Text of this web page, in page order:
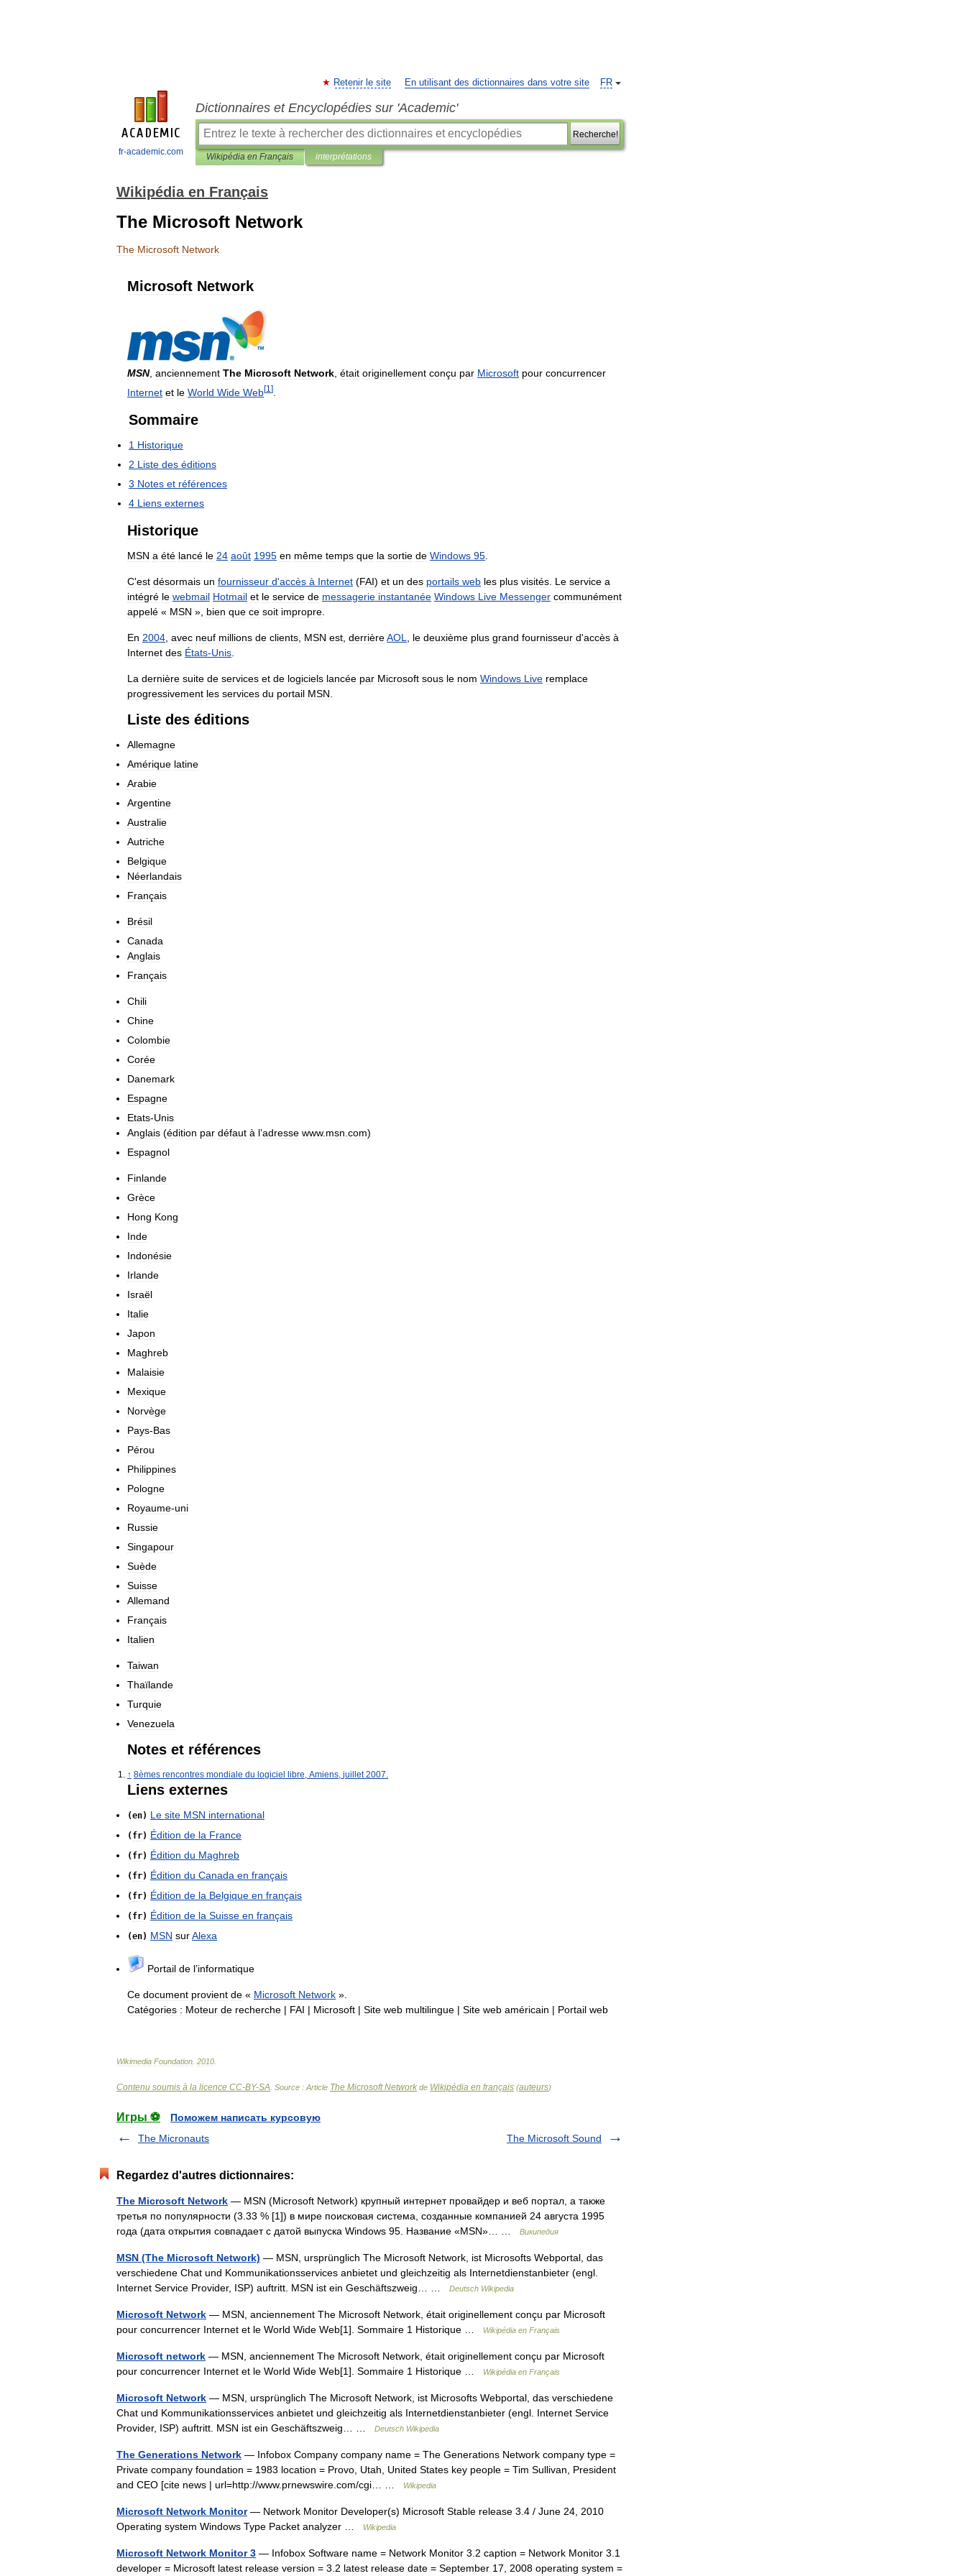
fr-academic.com
FR
Retenir le site En utilisant des dictionnaires dans votre site
Dictionnaires et Encyclopédies sur 'Academic'
Recherche!
Wikipédia en Français interprétations
Wikipédia en Français
The Microsoft Network
The Microsoft Network
Microsoft Network
MSN, anciennement The Microsoft Network était originellement conçu par Microsoft pour concurrencer
Internet et le World Wide Web[1 ]
Sommaire
1 Historique
2 Liste des éditions
3 Notes et références
4 Liens externes
Historique
MSN a été lancé le 24 août 1995 en même temps que la sortie de Windows 95
C'est désormais un fournisseur d'accès à Internet (FAI) et un des portails web les plus visités Le service a
intégré le webmail Hotmail et le service de messagerie instantanée Windows Live Messenger communément
appelé « MSN », bien que ce soit impropre
En 2004 avec neuf millions de clients MSN est derrièreAOL le deuxième plus grand fournisseur d'accès à
Internet des États-Unis
La dernière suite de services et de logiciels lancée par Microsoft sous le nom Windows Live remplace
progressivement les services du portail MSN
Liste des éditions
Allemagne
Amérique latine
Arabie
Argentine
Australie
Autriche
Belgique
Néerlandais
Français
Brésil
Canada
Anglais
Français
Chili
Chine
Colombie
Corée
Danemark
Espagne
Etats-Unis
Anglais (édition par défaut à l’adresse www. msn com)
Espagnol
Finlande
Grèce
Hong Kong
Inde
Indonésie
Irlande
Israël
Italie
Japon
Maghreb
Malaisie
Mexique
Norvège
Pays-Bas
Pérou
Philippines
Pologne
Royaume-uni
Russie
Singapour
Suède
Suisse
Allemand
Français
Italien
Taiwan
Thaïlande
Turquie
Venezuela
Notes et références
↑ 8èmes rencontres mondiale du logiciel libre Amiens juillet 2007
Liens externes
(en) Le site MSN international
(fr) Édition de la France
(fr) Édition du Maghreb
(fr) Édition du Canada en français
(fr) Édition de la Belgique en français
(fr) Édition de la Suisse en français
(en) MSN surAlexa
Portail de l’informatique
Ce document provient de « Microsoft Network ».
Catégories : Moteur de recherche | FAI | Microsoft | Site web multilingue | Site web américain | Portail web
Wikimedia Foundation 2010
Contenu soumis à la licence CC-BY-SA . Source : Article The Microsoft Network de Wikipédia en français (auteurs)
Игры ⚽
Поможем написать курсовую
The Micronauts
The Microsoft Sound
Regardez d'autres dictionnaires:
The Microsoft Network — MSN (Microsoft Network) крупный интернет провайдер и веб портал, а также
третья по популярности (3.33 % [1]) в мире поисковая система, созданные компанией 24 августа 1995
года (дата открытия совпадает с датой выпуска Windows 95. Название «MSN»… …
Википедия
MSN (The Microsoft Network) — MSN, ursprünglich The Microsoft Network, ist Microsofts Webportal, das
verschiedene Chat und Kommunikationsservices anbietet und gleichzeitig als Internetdienstanbieter (engl.
Internet Service Provider, ISP) auftritt. MSN ist ein Geschäftszweig… …
Deutsch Wikipedia
Microsoft Network — MSN, anciennement The Microsoft Network, était originellement conçu par Microsoft
pour concurrencer Internet et le World Wide Web[1]. Sommaire 1 Historique …
Wikipédia en Français
Microsoft network — MSN, anciennement The Microsoft Network, était originellement conçu par Microsoft
pour concurrencer Internet et le World Wide Web[1]. Sommaire 1 Historique …
Wikipédia en Français
Microsoft Network — MSN, ursprünglich The Microsoft Network, ist Microsofts Webportal, das verschiedene
Chat und Kommunikationsservices anbietet und gleichzeitig als Internetdienstanbieter (engl. Internet Service
Provider, ISP) auftritt. MSN ist ein Geschäftszweig… …
Deutsch Wikipedia
The Generations Network — Infobox Company company name = The Generations Network company type =
Private company foundation = 1983 location = Provo, Utah, United States key people = Tim Sullivan, President
and CEO [cite news | url=http://www.prnewswire.com/cgi… …
Wikipedia
Microsoft Network Monitor— Network Monitor Developer(s) Microsoft Stable release 3.4 / June 24, 2010
Operating system Windows Type Packet analyzer …
Wikipedia
Microsoft Network Monitor 3 — Infobox Software name = Network Monitor 3.2 caption = Network Monitor 3.1
developer = Microsoft latest release version = 3.2 latest release date = September 17, 2008 operating system =